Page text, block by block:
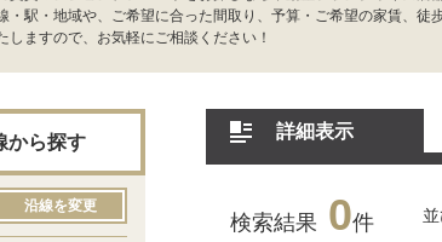
・駅・地域や、ご希望に合った間取り、予算・ご希望の家賃、
しますので、お気軽にご相談ください！
詳細表示
検索結果 0件
から探す
沿線を変更